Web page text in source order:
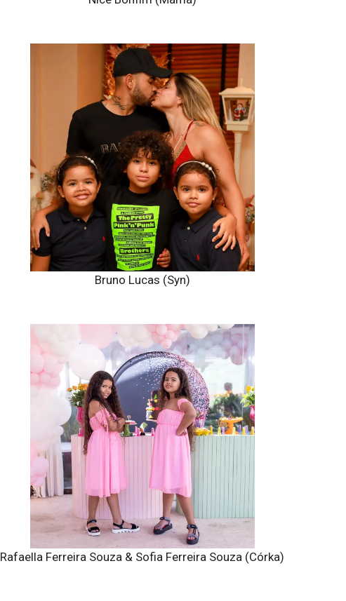
Bruno Lucas (Syn)
Rafaella Ferreira Souza & Sofia Ferreira Souza (Córka)